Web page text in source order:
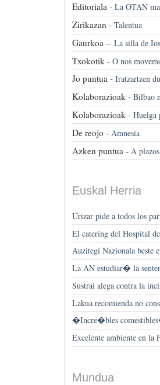
Editoriala - La OTAN
Zirikazan - Talentua
Gaurkoa -- La silla de
Txokotik - O nos
Jo puntua - Iratzartzen
Kolaborazioak - Bilbao
Kolaborazioak - Huelga
De reojo - Amnesia
Azken puntua - A
Euskal Herria
Urizar pide a todos los
El catering del Hospital
Auzitegi Nazionala beste
La AN estudiar� la
Sustrai alega contra la
Lakua recomienda no
�Incre�bles
Excelente ambiente en la
Mundua